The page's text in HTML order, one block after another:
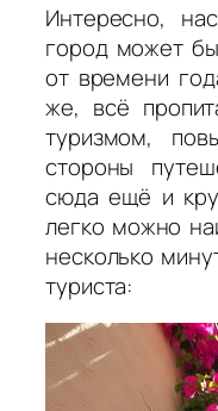
Интересно,
город может
от времени
же, всё
туризмом,
стороны
сюда ещё и
легко можно
несколько
туриста: